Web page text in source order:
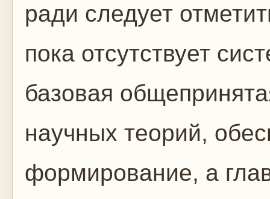
ради следует
пока отсутствует
базовая
научных теорий,
формирование, а